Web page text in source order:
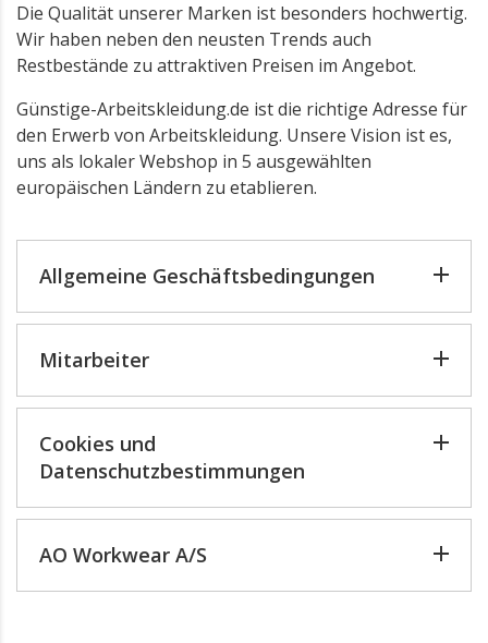
Die Qualität unserer Marken ist besonders hochwertig.
Wir haben neben den neusten Trends auch
Restbestände zu attraktiven Preisen im Angebot.
Günstige-Arbeitskleidung.de ist die richtige Adresse für
den Erwerb von Arbeitskleidung. Unsere Vision ist es,
uns als lokaler Webshop in 5 ausgewählten
europäischen Ländern zu etablieren.
Allgemeine Geschäftsbedingungen
Mitarbeiter
Cookies und
Datenschutzbestimmungen
AO Workwear A/S